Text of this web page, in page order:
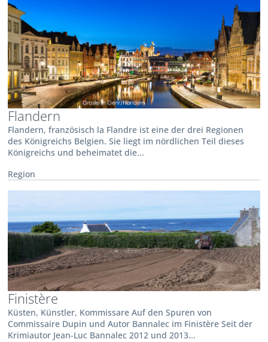
Flandern
Flandern, französisch la Flandre ist eine der drei Regionen
des Königreichs Belgien. Sie liegt im nördlichen Teil dieses
Königreichs und beheimatet die...
Region
Finistère
Küsten, Künstler, Kommissare Auf den Spuren von
Commissaire Dupin und Autor Bannalec im Finistère Seit der
Krimiautor Jean-Luc Bannalec 2012 und 2013...